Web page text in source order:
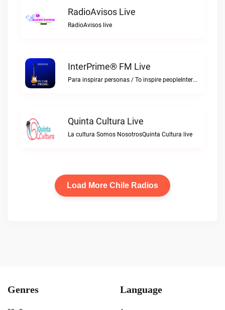
RadioAvisos Live
RadioAvisos live
InterPrime® FM Live
Para inspirar personas / To inspire peopleInterPrime® FM live
Quinta Cultura Live
La cultura Somos NosotrosQuinta Cultura live
Load More Chile Radios
Genres Language